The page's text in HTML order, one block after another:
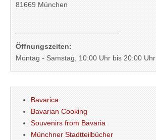
81669 München
Öffnungszeiten:
Montag - Samstag, 10:00 Uhr bis 20:00 Uhr
Bavarica
Bavarian Cooking
Souvenirs from Bavaria
Münchner Stadtteilbücher